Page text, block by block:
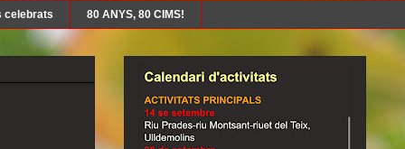
celebrats 80 ANYS, 80 CIMS!